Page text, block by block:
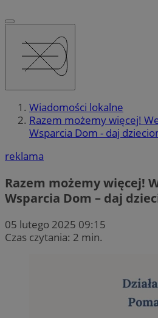
Wiadomości lokalne
Razem możemy więcej!
Wsparcia Dom - daj
reklama
Razem możemy więcej!
Wsparcia Dom – daj
05 lutego 2025 09:15
Czas czytania: 2 min.